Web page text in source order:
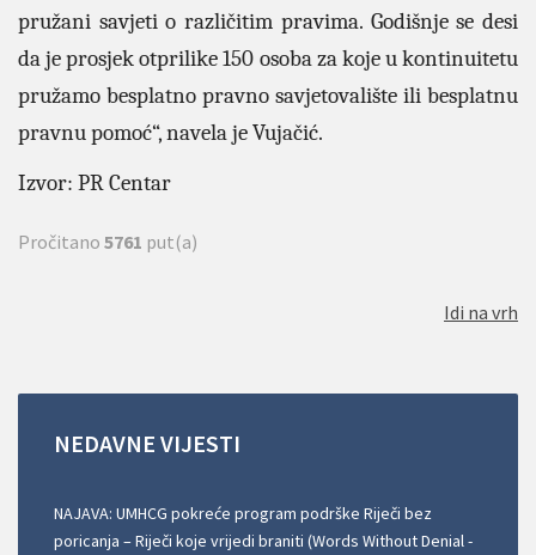
pružani savjeti o različitim pravima. Godišnje se desi
da je prosjek otprilike 150 osoba za koje u kontinuitetu
pružamo besplatno pravno savjetovalište ili besplatnu
pravnu pomoć“, navela je Vujačić.
Izvor: PR Centar
Pročitano 5761 put(a)
Idi na vrh
NEDAVNE VIJESTI
NAJAVA: UMHCG pokreće program podrške Riječi bez
poricanja – Riječi koje vrijedi braniti (Words Without Denial -